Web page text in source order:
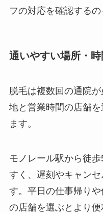
フの対応を確認するの
通いやすい場所・
脱毛は複数回の通院
地と営業時間の店舗
ます。
モノレール駅から徒
すく、遅刻やキャン
す。平日の仕事帰り
の店舗を選ぶとより便